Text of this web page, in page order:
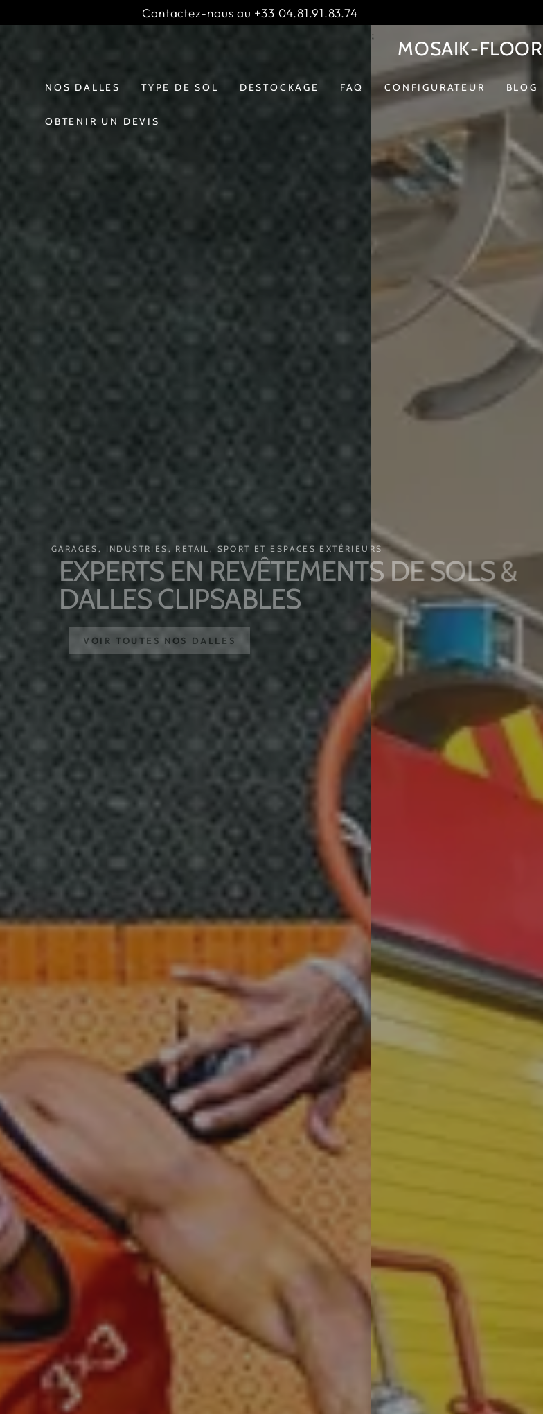
Contactez-nous au +33 04.81.91.83.74
MOSAIK-FLOOR
NOS DALLES TYPE DE SOL DESTOCKAGE FAQ CONFIGURATEUR BLOG
OBTENIR UN DEVIS
GARAGES, INDUSTRIES, RETAIL, SPORT ET ESPACES EXTÉRIEURS
EXPERTS EN REVÊTEMENTS DE SOLS &
DALLES CLIPSABLES
VOIR TOUTES NOS DALLES